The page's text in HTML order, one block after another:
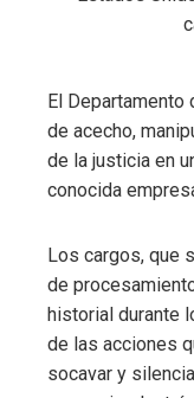
El
de acecho,
de la justicia en
conocida
Los cargos, que
de
historial durante
de las acciones
socavar y